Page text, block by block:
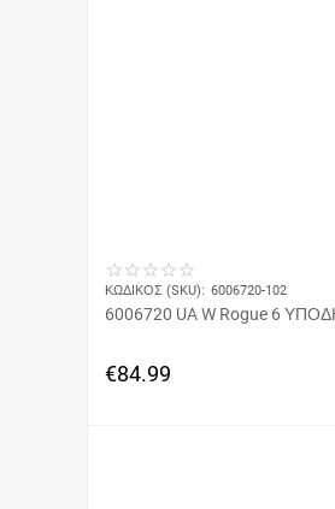
ΚΩΔΙΚΟΣ (SKU): 6006720-102
6006720 UA W Rogue 6
€84.99